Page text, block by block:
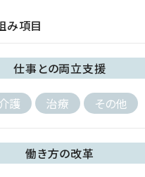
み項目
仕事との両立支援
護 治療 その他
働き方の改革